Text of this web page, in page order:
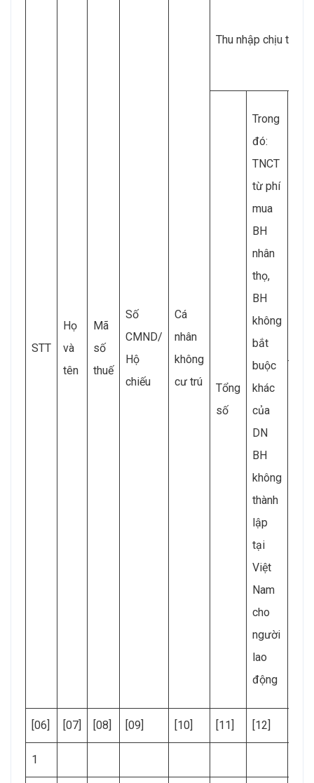
STT
Họ
và
tên
Mã
số
thuế
Số
CMND/
Hộ
chiếu
Cá
nhân
không
cư trú
Thu nhập chịu thuế
Tổng
số
Trong
đó:
TNCT
từ phí
mua
BH
nhân
thọ,
BH
không
bắt
buộc
khác
của
DN
BH
không
thành
lập
tại
Việt
Nam
cho
người
lao
động
[06] [07] [08] [09] [10] [11] [12]
1